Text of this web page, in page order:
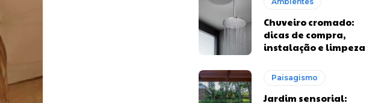
Chuveiro cromado:
dicas de compra,
instalação e limpeza
Paisagismo
Jardim sensorial: